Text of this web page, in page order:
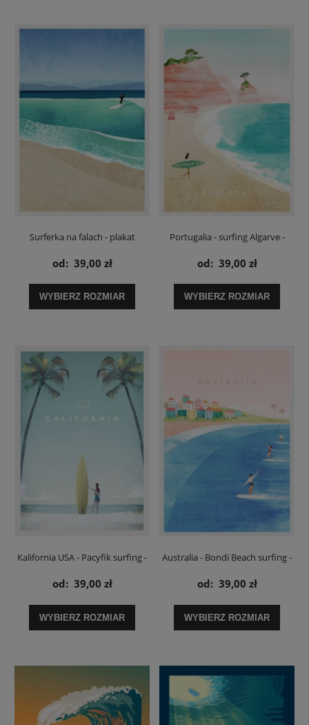
Surferka na falach - plakat
od: 39,00 zł
WYBIERZ ROZMIAR
Portugalia - surfing Algarve -
plakat
od: 39,00 zł
WYBIERZ ROZMIAR
Kalifornia USA - Pacyfik surfing -
plakat
od: 39,00 zł
WYBIERZ ROZMIAR
Australia - Bondi Beach surfing -
plakat
od: 39,00 zł
WYBIERZ ROZMIAR